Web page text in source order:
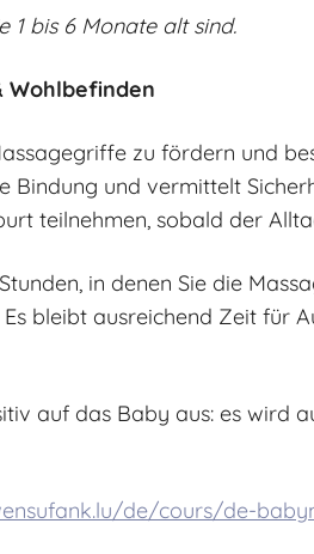
1 bis 6 Monate alt sind.
Wohlbefinden
zu fördern und
Bindung und vermittelt
teilnehmen, sobald der
in denen Sie die
bleibt ausreichend Zeit für
auf das Baby aus: es wird
de/cours/de-